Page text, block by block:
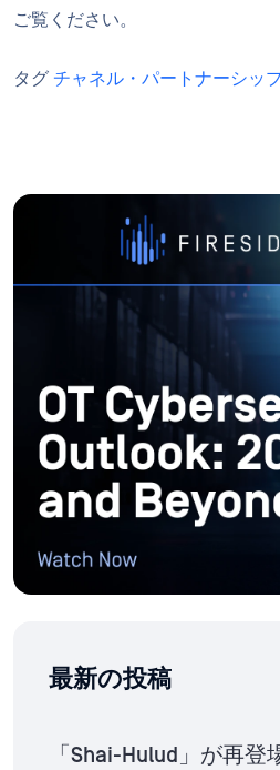
ご覧ください。
タグ チャネル・パートナーシッ
最新の投稿
「Shai-Hulud」が再登